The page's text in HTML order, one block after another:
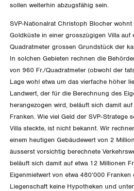
GEWERKSCHAFTSMITGLIED
LOHNRECHNER
WEITERBILDUNG
NEWSLETTER
BROSCHÜREN/BÜCHER
Bestellformular
DER SGB
WIR ÜBER UNS
GREMIEN
Vorstand
Präsidialausschuss
Feministische Kommission
Jugendkommission
ZENTRALSEKRETARIAT
KANTONALE BÜNDE
Aargau
Beide Basel
ANGESCHLOSSENE VERBÄNDE
OFFENE STELLEN
Publikationen
Artikel
Medienmitteilungen
Dossier
Vernehmlassungen
Blog Daniel Lampart
Der Europa-Blog
Kontakt
sollen weiterhin abzugsfähig sein.
SVP-Nationalrat Christoph Blocher
Goldküste in einer grosszügigen Villa auf
Quadratmeter grossen Grundstück der
In solchen Gebieten rechnen die
von 960 Fr./Quadratmeter (obwohl der
Lage wohl etwa um das vierfache höher
Landwert, der für die Berechnung des
herangezogen wird, beläuft sich damit
Franken. Wie viel Geld der SVP-Stratege
Villa steckte, ist nicht bekannt. Wir
einem heutigen Gebäudewert von 2
äusserst vorsichtig berechnete
beläuft sich damit auf etwa 12 Millionen
Eigenmietwert von etwa 480‘000
Liegenschaft keine Hypotheken und